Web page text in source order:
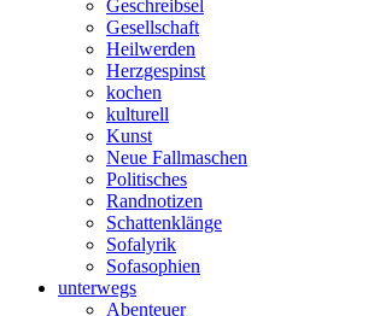
Geschreibsel
Gesellschaft
Heilwerden
Herzgespinst
kochen
kulturell
Kunst
Neue Fallmaschen
Politisches
Randnotizen
Schattenklänge
Sofalyrik
Sofasophien
unterwegs
Abenteuer